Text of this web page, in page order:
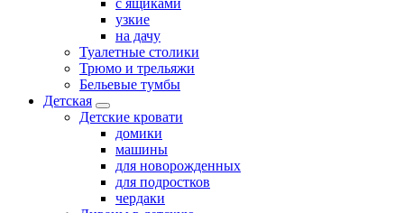
с ящиками
узкие
на дачу
Туалетные столики
Трюмо и трельяжи
Бельевые тумбы
Детская
Детские кровати
домики
машины
для новорожденных
для подростков
чердаки